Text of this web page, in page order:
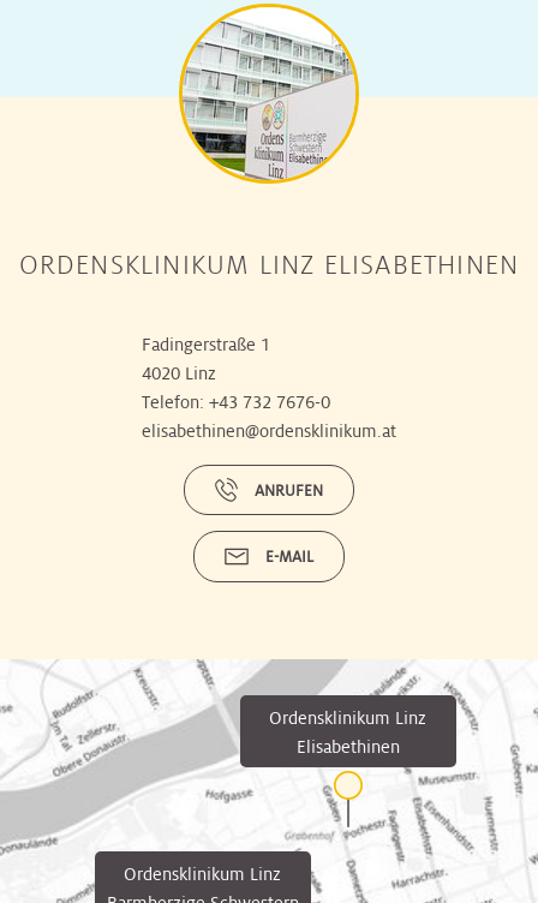
ORDENSKLINIKUM LINZ ELISABETHINEN
Fadingerstraße 1
4020 Linz
Telefon: +43 732 7676-0
elisabethinen@ordensklinikum.at
ANRUFEN
E-MAIL
Ordensklinikum Linz
Ordensklinikum Linz
Elisabethinen